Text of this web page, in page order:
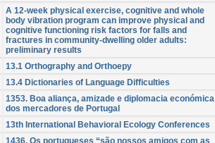
A 12-week physical exercise, cognitive and whole
body vibration program can improve physical and
cognitive functioning risk factors for falls and
fractures in community-dwelling older adults:
preliminary results
13.1 Orthography and Orthoepy
13.4 Dictionaries of Language Difficulties
1353. Boa aliança, amizade e diplomacia económica
dos mercadores de Portugal
13th International Behavioral Ecology Conferences
1436. Os portugueses “são nossos amigos com as